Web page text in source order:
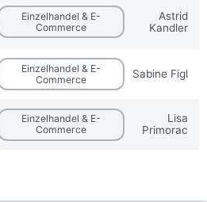
Einzelhandel & E-
Commerce
Astrid
Kandler
Einzelhandel & E-
Commerce
Sabine Figl
Einzelhandel & E-
Commerce
Lisa
Primorac